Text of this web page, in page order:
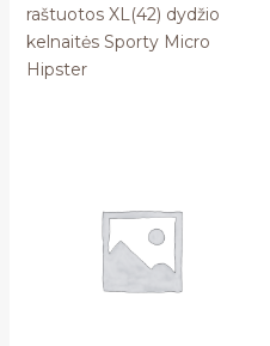
raštuotos XL(42) dydžio
kelnaitės Sporty Micro
Hipster